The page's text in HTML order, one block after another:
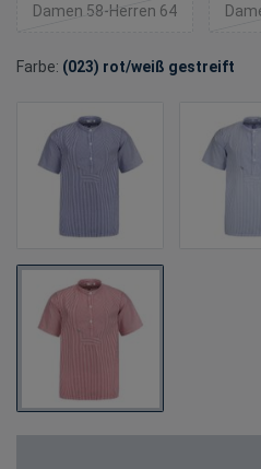
Damen 58-Herren 64
Farbe: (023) rot/weiß gestreift